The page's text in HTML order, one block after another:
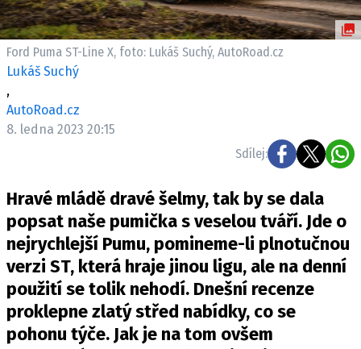
ELEKTRO
TISKOVKY
ROZHOVORY
DAKAR
Z DOMOVA
ZE SVĚTA
MOTORSPORT
Ford Puma ST-Line X, foto: Lukáš Suchý, AutoRoad.cz
Lukáš Suchý
,
AutoRoad.cz
8. ledna 2023 20:15
Sdílej:
Hravé mládě dravé šelmy, tak by se dala
popsat naše pumička s veselou tváří. Jde o
nejrychlejší Pumu, pomineme-li plnotučnou
verzi ST, která hraje jinou ligu, ale na denní
použití se tolik nehodí. Dnešní recenze
proklepne zlatý střed nabídky, co se
pohonu týče. Jak je na tom ovšem